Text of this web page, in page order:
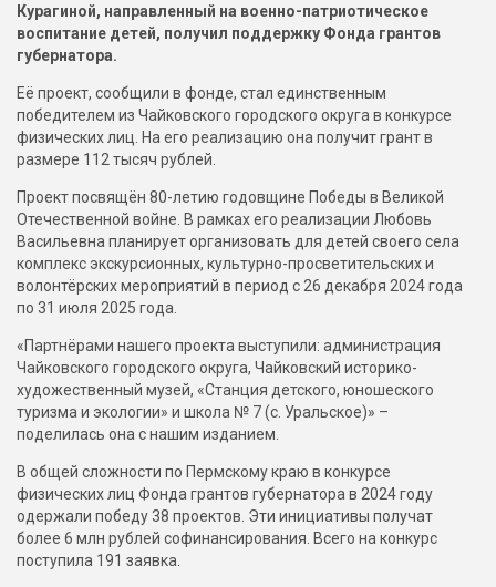
Курагиной, направленный на военно-патриотическое
воспитание детей, получил поддержку Фонда грантов
губернатора.
Её проект, сообщили в фонде, стал единственным
победителем из Чайковского городского округа в конкурсе
физических лиц. На его реализацию она получит грант в
размере 112 тысяч рублей.
Проект посвящён 80-летию годовщине Победы в Великой
Отечественной войне. В рамках его реализации Любовь
Васильевна планирует организовать для детей своего села
комплекс экскурсионных, культурно-просветительских и
волонтёрских мероприятий в период с 26 декабря 2024 года
по 31 июля 2025 года.
«Партнёрами нашего проекта выступили: администрация
Чайковского городского округа, Чайковский историко-
художественный музей, «Станция детского, юношеского
туризма и экологии» и школа № 7 (с. Уральское)» –
поделилась она с нашим изданием.
В общей сложности по Пермскому краю в конкурсе
физических лиц Фонда грантов губернатора в 2024 году
одержали победу 38 проектов. Эти инициативы получат
более 6 млн рублей софинансирования. Всего на конкурс
поступила 191 заявка.